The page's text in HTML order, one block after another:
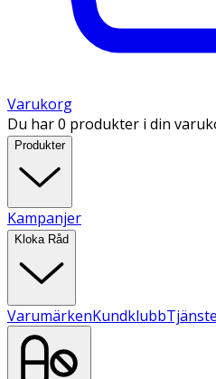
Varukorg
Du har 0 produkter i din
Produkter
Kampanjer
Kloka Råd
VarumärkenKundklubb